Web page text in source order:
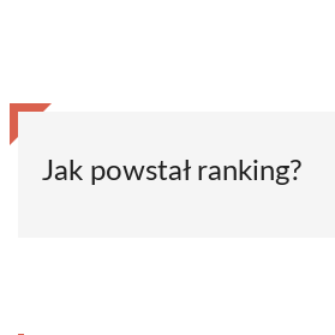
Jak powstał ranking?